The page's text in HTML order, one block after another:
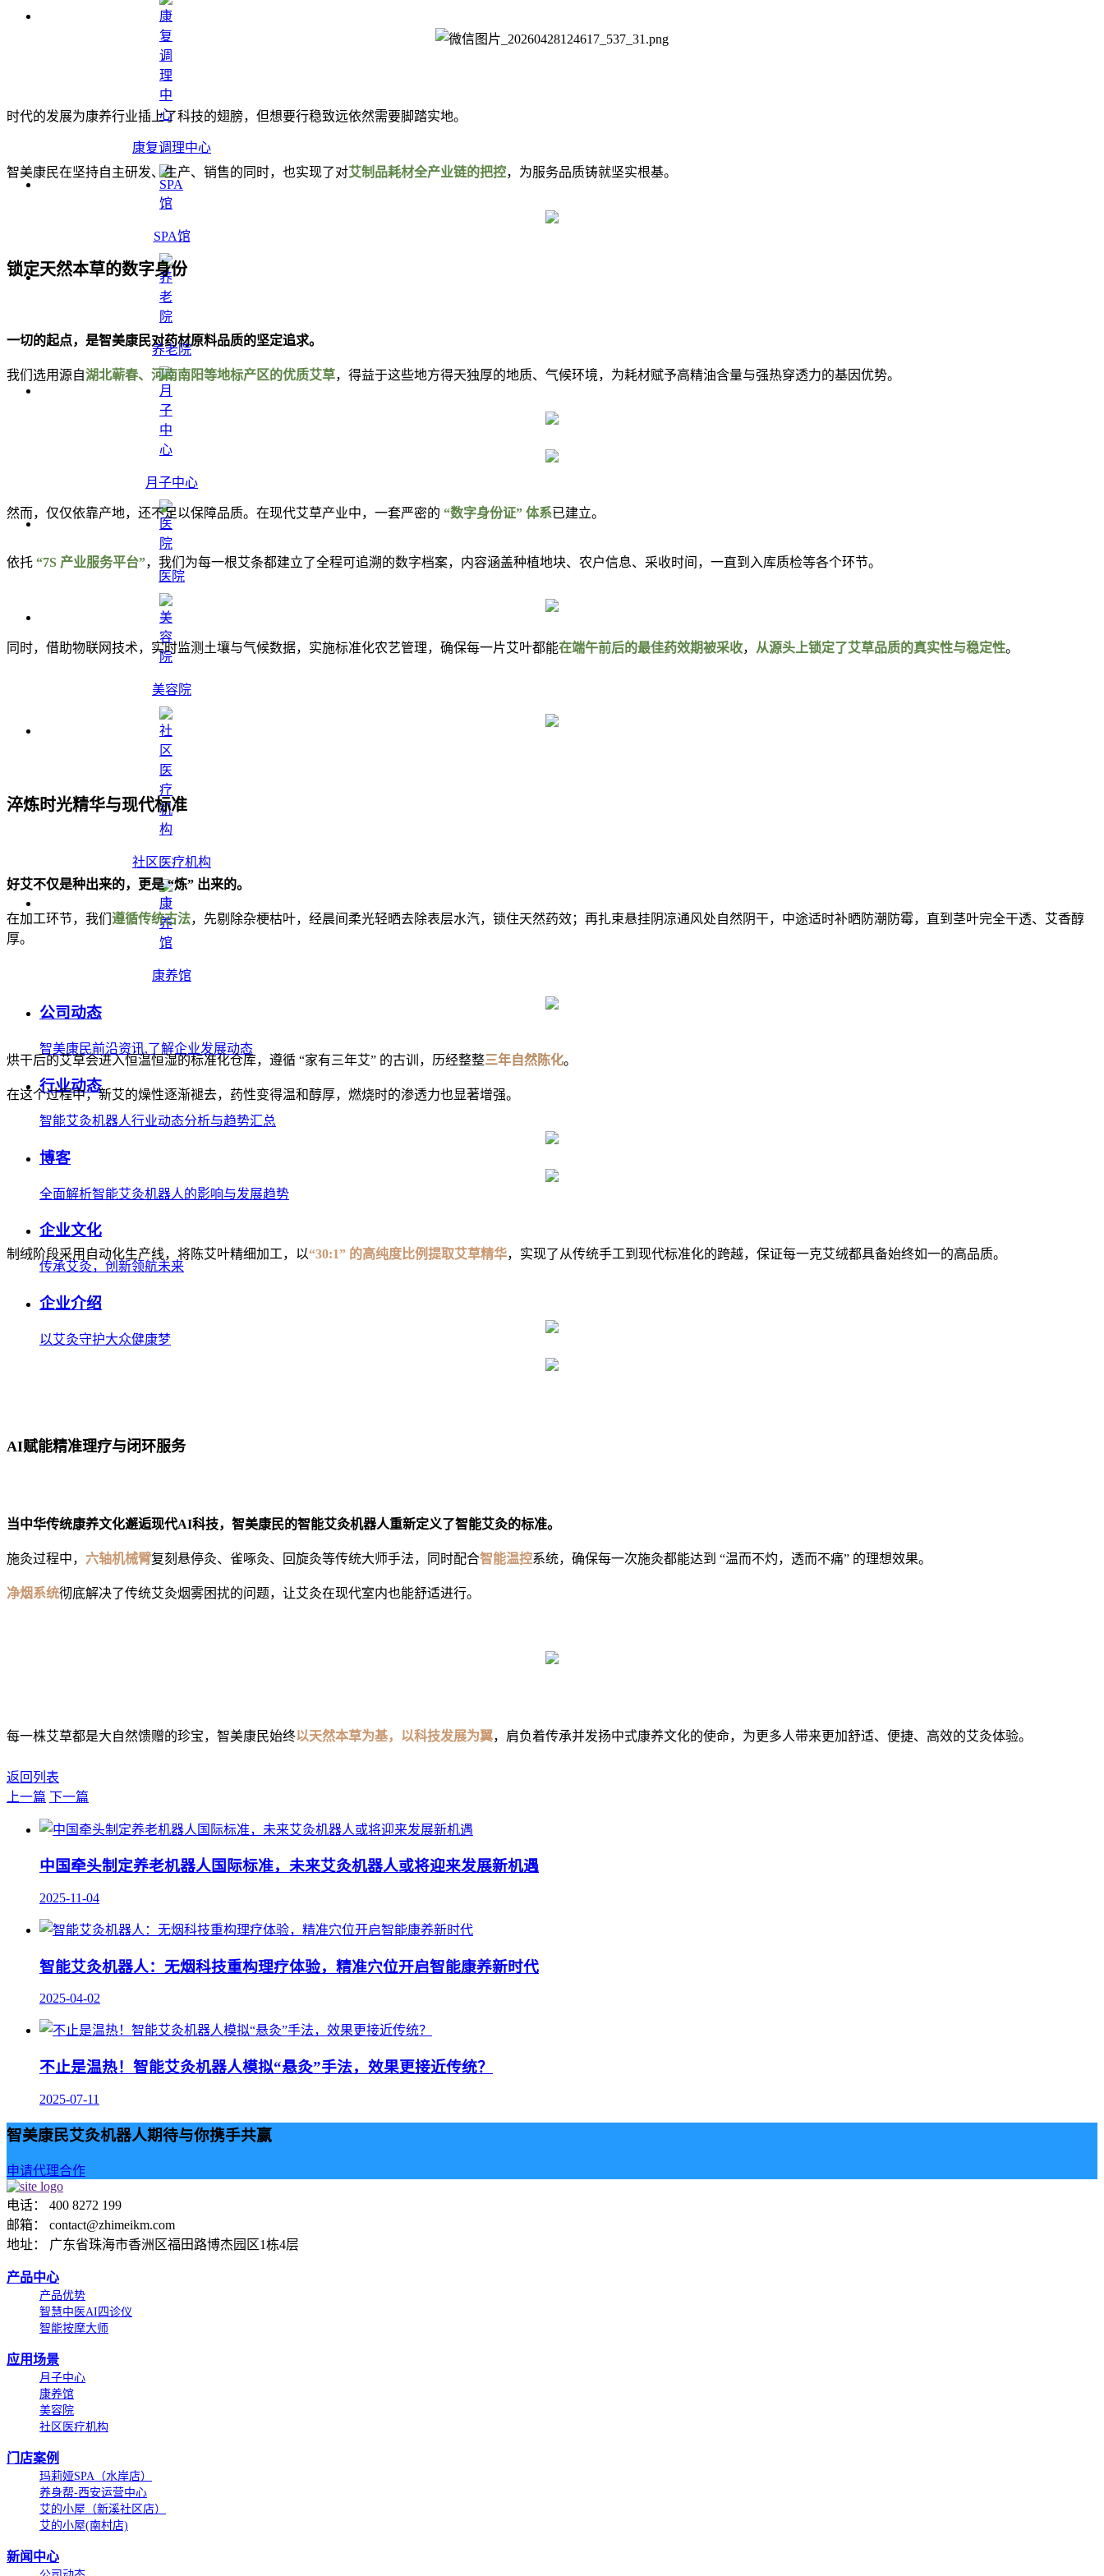
康复调理中心
SPA馆
养老院
月子中心
医院
美容院
社区医疗机构
康养馆
公司动态
智美康民前沿资讯,了解企业发展动态
行业动态
智能艾灸机器人行业动态分析与趋势汇总
博客
全面解析智能艾灸机器人的影响与发展趋势
企业文化
传承艾灸，创新领航未来
企业介绍
以艾灸守护大众健康梦
时代的发展为康养行业插上了科技的翅膀，但想要行稳致远依然需要脚踏实地。
智美康民在坚持自主研发、生产、销售的同时，也实现了对艾制品耗材全产业链的把控，为服务品质铸就坚实根基。
锁定天然本草的数字身份
一切的起点，是智美康民对药材原料品质的坚定追求。
我们选用源自湖北蕲春、河南南阳等地标产区的优质艾草，得益于这些地方得天独厚的地质、气候环境，为耗材赋予高精油含量与强热穿透力的基因优势。
然而，仅仅依靠产地，还不足以保障品质。在现代艾草产业中，一套严密的 “数字身份证” 体系已建立。
依托 “7S 产业服务平台”，我们为每一根艾条都建立了全程可追溯的数字档案，内容涵盖种植地块、农户信息、采收时间，一直到入库质检等各个环节。
同时，借助物联网技术，实时监测土壤与气候数据，实施标准化农艺管理，确保每一片艾叶都能在端午前后的最佳药效期被采收， 从源头上锁定了艾草品质的真实性与稳定性。
淬炼时光精华与现代标准
好艾不仅是种出来的，更是 “炼” 出来的。
在加工环节，我们 遵循传统古法，先剔除杂梗枯叶，经晨间柔光轻晒去除表层水汽，锁住天然药效；再扎束悬挂阴凉通风处自然阴干，中途适时补晒防潮防霉，直到茎叶完全干透、艾香醇
厚。
烘干后的艾草会进入恒温恒湿的标准化仓库，遵循 “家有三年艾” 的古训，历经整整三年自然陈化。
在这个过程中，新艾的燥性逐渐褪去，药性变得温和醇厚，燃烧时的渗透力也显著增强。
制绒阶段采用自动化生产线，将陈艾叶精细加工，以“30:1” 的高纯度比例提取艾草精华，实现了从传统手工到现代标准化的跨越，保证每一克艾绒都具备始终如一的高品质。
AI赋能精准理疗与闭环服务
当中华传统康养文化邂逅现代AI科技，智美康民的智能艾灸机器人重新定义了智能艾灸的标准。
施灸过程中， 六轴机械臂复刻悬停灸、雀啄灸、 回旋灸等传统大师手法，同时配合智能温控系统，确保每一次施灸都能达到 “温而不灼，透而不痛” 的理想效果。
净烟系统彻底解决了传统艾灸烟雾困扰的问题，让艾灸在现代室内也能舒适进行。
每一株艾草都是大自然馈赠的珍宝，智美康民始终以天然本草为基，以科技发展为翼，肩负着传承并发扬中式康养文化的使命，为更多人带来更加舒适、便捷、高效的艾灸体验。
返回列表
上一篇 下一篇
中国牵头制定养老机器人国际标准，未来艾灸机器人或将迎来发展新机遇
2025-11-04
智能艾灸机器人：无烟科技重构理疗体验，精准穴位开启智能康养新时代
2025-04-02
不止是温热！智能艾灸机器人模拟“悬灸”手法，效果更接近传统？
2025-07-11
智美康民艾灸机器人期待与你携手共赢
申请代理合作
电话： 400 8272 199
邮箱： contact@zhimeikm.com
地址： 广东省珠海市香洲区福田路博杰园区1栋4层
产品中心
产品优势
智慧中医AI四诊仪
智能按摩大师
应用场景
月子中心
康养馆
美容院
社区医疗机构
门店案例
玛莉娅SPA（水岸店）
养身帮-西安运营中心
艾的小屋（新溪社区店）
艾的小屋(南村店)
新闻中心